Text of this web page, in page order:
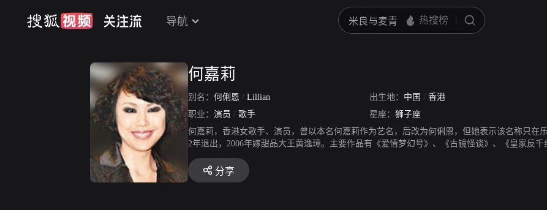
导航
何嘉莉
别名： 何俐恩 / Lillian 出生地： 中国 / 香港
职业： 演员 / 歌手 星座： 狮子座
何嘉莉，香港女歌手、演员，曾以本名何嘉莉作为艺名，后改为何俐恩，但她表示该名称只在
2年退出，2006年嫁甜品大王黄逸璋。主要作品有《爱情梦幻号》、《古镜怪谈》、《皇家反千
分享